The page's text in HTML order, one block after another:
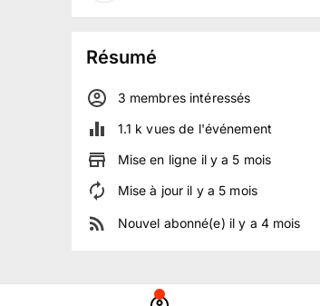
Résumé
3 membresintéressés
1.1 k vues de l'événement
Mise en ligne il y a 5 mois
Mise à jour il y a 5 mois
Nouvel abonné(e) il y a 4 mois